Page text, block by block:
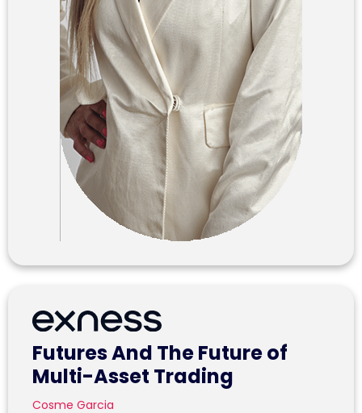
Futures And The Future of
Multi-Asset Trading
Cosme Garcia